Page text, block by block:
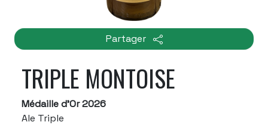
Partager
TRIPLE MONTOISE
Médaille d'Or 2026
Ale Triple